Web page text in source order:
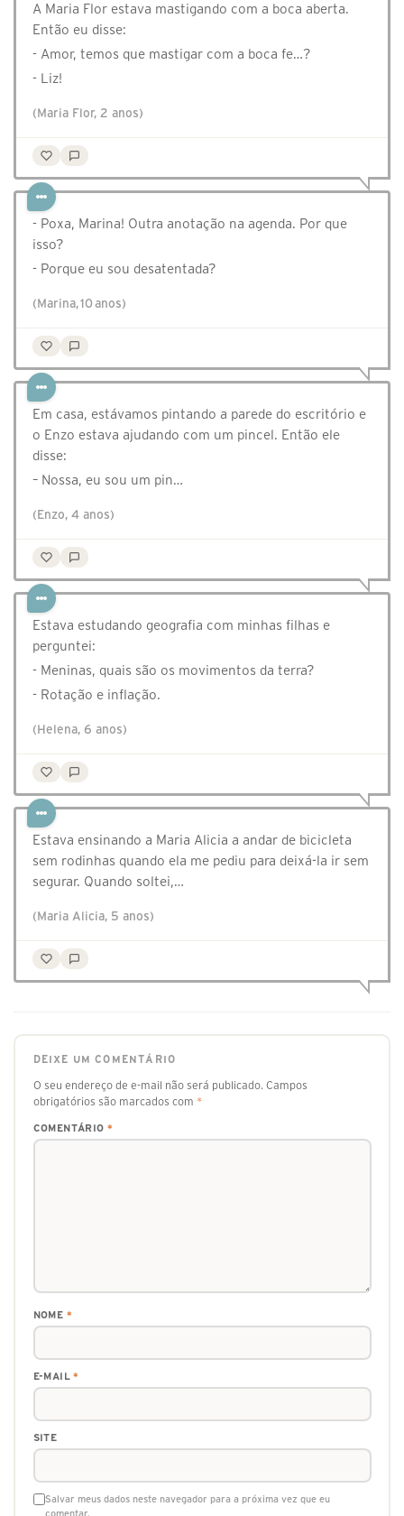
A Maria Flor estava mastigando com a boca aberta.
Então eu disse:
- Amor, temos que mastigar com a boca fe…?
- Liz!
(Maria Flor, 2 anos)
- Poxa, Marina! Outra anotação na agenda. Por que
isso?
- Porque eu sou desatentada?
(Marina, 10 anos)
Em casa, estávamos pintando a parede do escritório e
o Enzo estava ajudando com um pincel. Então ele
disse:
– Nossa, eu sou um pin…
(Enzo, 4 anos)
Estava estudando geografia com minhas filhas e
perguntei:
- Meninas, quais são os movimentos da terra?
- Rotação e inflação.
(Helena, 6 anos)
Estava ensinando a Maria Alicia a andar de bicicleta
sem rodinhas quando ela me pediu para deixá-la ir sem
segurar. Quando soltei,…
(Maria Alicia, 5 anos)
DEIXE UM COMENTÁRIO
O seu endereço de e-mail não será publicado. Campos
obrigatórios são marcados com *
COMENTÁRIO *
NOME *
E-MAIL*
SITE
Salvar meus dados neste navegador para a próxima vez que eu
comentar.